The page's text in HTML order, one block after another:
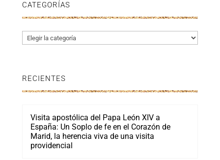
CATEGORÍAS
Categorías
RECIENTES
Visita apostólica del Papa León XIV a
España: Un Soplo de fe en el Corazón de
Marid, la herencia viva de una visita
providencial